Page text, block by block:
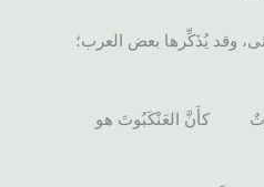
وقد يُذَكِّرها بعض العرب؛
كأَنَّ العَنْكَبُوتَ هو